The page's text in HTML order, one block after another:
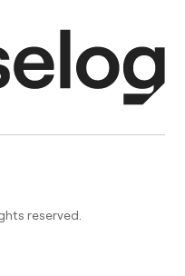
reserved.